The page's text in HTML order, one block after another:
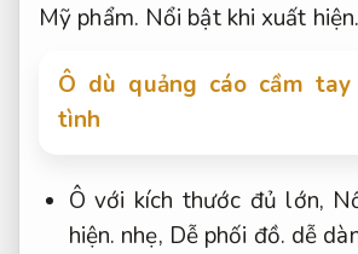
Mỹ phẩm. Nổi bật khi xuất hiện.
Ô dù quảng cáo cầm
tình
Ô với kích thước đủ lớn,
hiện. nhẹ, Dễ phối đồ. dễ